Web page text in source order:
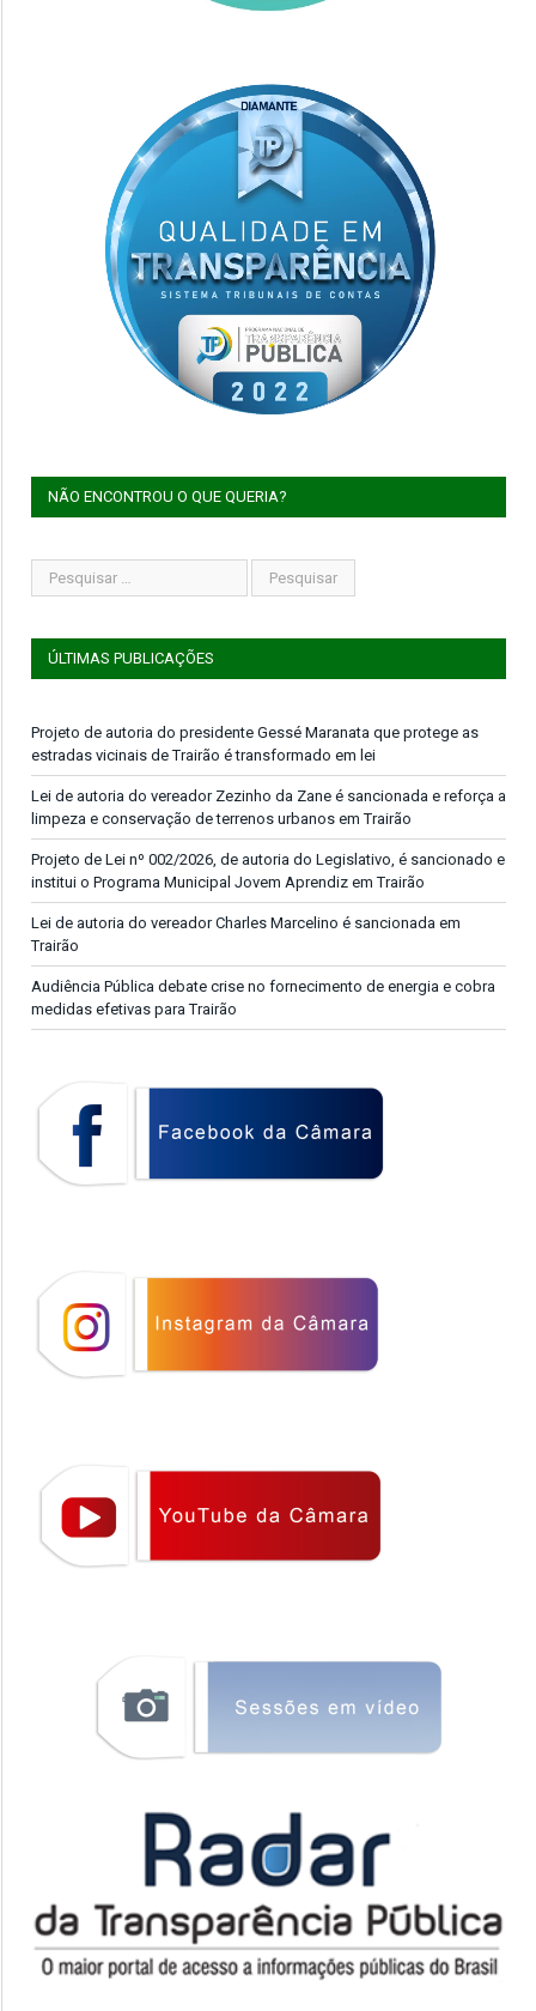
NÃO ENCONTROU O QUE QUERIA?
ÚLTIMAS PUBLICAÇÕES
Projeto de autoria do presidente Gessé Maranata que protege as
estradas vicinais de Trairão é transformado em lei
Lei de autoria do vereador Zezinho da Zane é sancionada e reforça a
limpeza e conservação de terrenos urbanos em Trairão
Projeto de Lei nº 002/2026, de autoria do Legislativo, é sancionado e
institui o Programa Municipal Jovem Aprendiz em Trairão
Lei de autoria do vereador Charles Marcelino é sancionada em
Trairão
Audiência Pública debate crise no fornecimento de energia e cobra
medidas efetivas para Trairão